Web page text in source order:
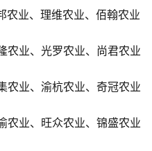
农业、理维农业、佰翰农业
农业、光罗农业、尚君农业
农业、渝杭农业、奇冠农业
农业、旺众农业、锦盛农业